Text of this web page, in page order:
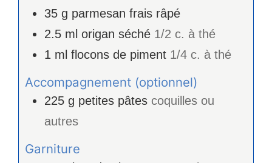
35 g parmesan frais râpé
2.5 ml origan séché 1/2 c. à thé
1 ml flocons de piment 1/4 c. à thé
Accompagnement (optionnel)
225 g petites pâtes coquilles ou
autres
Garniture